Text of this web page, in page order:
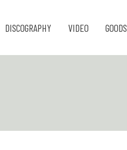
DISCOGRAPHY VIDEO GOODS